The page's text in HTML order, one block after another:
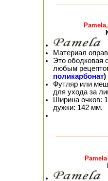
Материал
Это ободковая
любым
поликарбонат)
Футляр или
для ухода за
Ширина очков:
дужки: 142 мм.